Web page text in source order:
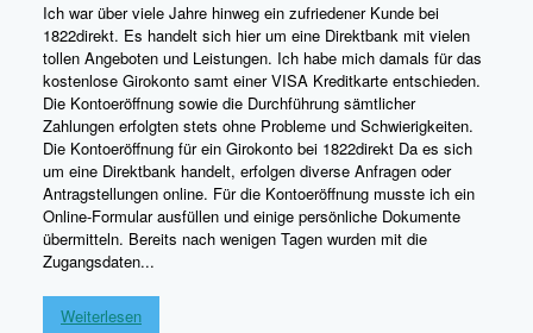
Ich war über viele Jahre hinweg ein zufriedener Kunde bei
1822direkt. Es handelt sich hier um eine Direktbank mit vielen
tollen Angeboten und Leistungen. Ich habe mich damals für das
kostenlose Girokonto samt einer VISA Kreditkarte entschieden.
Die Kontoeröffnung sowie die Durchführung sämtlicher
Zahlungen erfolgten stets ohne Probleme und Schwierigkeiten.
Die Kontoeröffnung für ein Girokonto bei 1822direkt Da es sich
um eine Direktbank handelt, erfolgen diverse Anfragen oder
Antragstellungen online. Für die Kontoeröffnung musste ich ein
Online-Formular ausfüllen und einige persönliche Dokumente
übermitteln. Bereits nach wenigen Tagen wurden mit die
Zugangsdaten...
Weiterlesen